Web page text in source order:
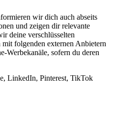
wir dich auch abseits
und zeigen dir relevante
deine verschlüsselten
mit folgenden externen Anbietern
Werbekanäle, sofern du deren
LinkedIn, Pinterest, TikTok